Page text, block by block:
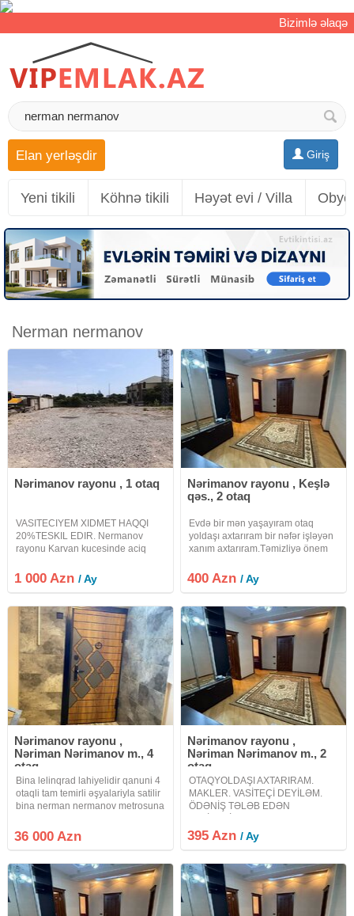
Bizimlə əlaqə
Giriş
Elan yerləşdir
Yeni tikili Köhnə tikili Həyət evi / Villa
Nerman nermanov
Nərimanov rayonu , 1 otaq
VASITECIYEM XIDMET HAQQI
20%TESKIL EDIR. Nermanov
rayonu Karvan kucesinde aciq
verilir.500kvadratdi ve daha
artiqda icareye vermeye aciq
saxlanqica verilir.Kvadrati
1 000 Azn/ Ay
Nərimanov rayonu , Keşlə
qəs., 2 otaq
Evdə bir mən yaşayıram otaq
yoldaşı axtarıram bir nəfər işləyən
xanım axtarıram.Təmizliyə önem
gecikdirməyənlər buyursunlar.
Nermanov metrosuna 3.4 dəqiqə
400 Azn/ Ay
Nərimanov rayonu ,
Nəriman Nərimanov m., 4
otaq
Bina lelinqrad lahiyelidir qanuni 4
otaqli tam temirli əşyalariyla satilir
bina nerman nermanov metrosuna
modern mekteble uzbe uz yerleşir
lifti yenidir heyet şlaqbaumlu
36 000 Azn
Nərimanov rayonu ,
Nəriman Nərimanov m., 2
otaq
OTAQYOLDAŞI AXTARIRAM.
MAKLER. VASİTEÇİ DEYİLƏM.
ÖDƏNİŞ TƏLƏB EDƏN
ETMƏSİN. Evdə bir mən
yaşayıram otaq yoldaşı axtarıram
axtarıram.Təmizliyə önem veren
xanimlar ev
395 Azn/ Ay